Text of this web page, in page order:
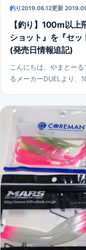
釣り2019.06.12更新
【釣り】100m以上
ショット』を『セッ
(発売日情報追記)
こんにちは、やまとー
るメーカーDUELより、